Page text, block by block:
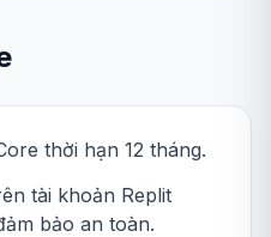
thời hạn 12 tháng.
tài khoản Replit
bảo an toàn.